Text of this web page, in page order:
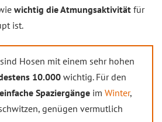
wichtig die Atmungsaktivität für
ist.
sind Hosen mit einem sehr hohen
10.000 wichtig. Für den
Spaziergänge im Winter,
genügen vermutlich